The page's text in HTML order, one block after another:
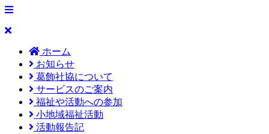
ホーム
お知らせ
葛飾社協について
サービスのご案内
福祉や活動への参加
小地域福祉活動
活動報告記